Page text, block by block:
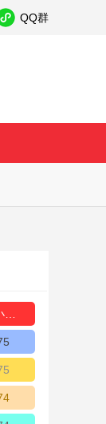
QQ群